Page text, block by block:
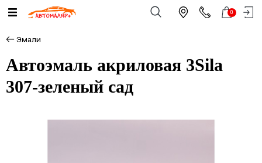
0
Эмали
Автоэмаль акриловая 3Sila
307-зеленый сад